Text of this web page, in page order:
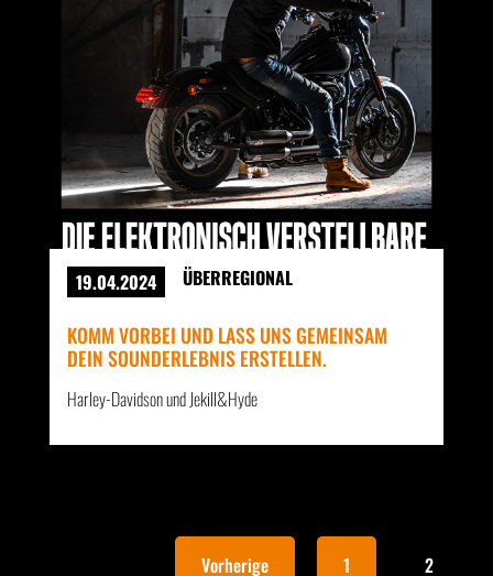
19.04.2024 ÜBERREGIONAL
KOMM VORBEI UND LASS UNS GEMEINSAM
DEIN SOUNDERLEBNIS ERSTELLEN.
Harley-Davidson und Jekill&Hyde
Vorherige 1 2